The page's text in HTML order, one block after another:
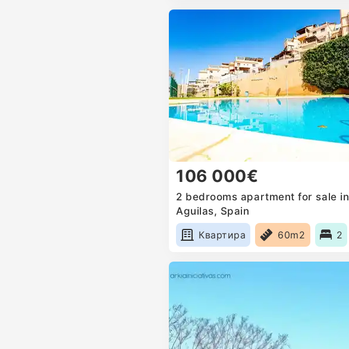
106 000€
2 bedrooms apartment for sale in
Aguilas, Spain
Квартира
60m2 2